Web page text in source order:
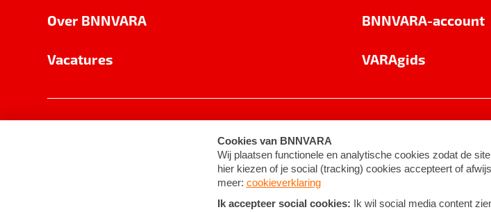
Over BNNVARA
Vacatures
BNNVARA-account
VARAgids
Cookie-instellingen Algemene voorwaarden ©2026BNNVARA